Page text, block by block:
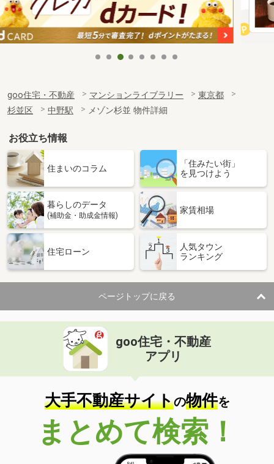
goo住宅・不動産 マンションライブラリー
東京都
杉並区
中野駅 メゾン杉並 物件詳細
お役立ち情報
住まいのコラム
「住みたい街」
を見つけよう
暮らしのデータ
(補助金・助成金情報)
家賃相場
住宅ローン
人気タウン
ランキング
ページトップに戻る
goo住宅・不動産
アプリ
大手不動産サイトの物件を
まとめて検索！